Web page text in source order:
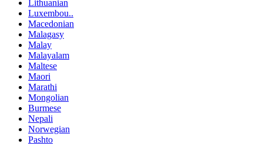
Lithuanian
Luxembou..
Macedonian
Malagasy
Malay
Malayalam
Maltese
Maori
Marathi
Mongolian
Burmese
Nepali
Norwegian
Pashto